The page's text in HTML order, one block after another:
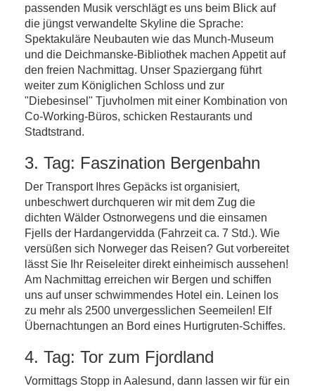
passenden Musik verschlägt es uns beim Blick auf
die jüngst verwandelte Skyline die Sprache:
Spektakuläre Neubauten wie das Munch-Museum
und die Deichmanske-Bibliothek machen Appetit auf
den freien Nachmittag. Unser Spaziergang führt
weiter zum Königlichen Schloss und zur
"Diebesinsel" Tjuvholmen mit einer Kombination von
Co-Working-Büros, schicken Restaurants und
Stadtstrand.
3. Tag: Faszination Bergenbahn
Der Transport Ihres Gepäcks ist organisiert,
unbeschwert durchqueren wir mit dem Zug die
dichten Wälder Ostnorwegens und die einsamen
Fjells der Hardangervidda (Fahrzeit ca. 7 Std.). Wie
versüßen sich Norweger das Reisen? Gut vorbereitet
lässt Sie Ihr Reiseleiter direkt einheimisch aussehen!
Am Nachmittag erreichen wir Bergen und schiffen
uns auf unser schwimmendes Hotel ein. Leinen los
zu mehr als 2500 unvergesslichen Seemeilen! Elf
Übernachtungen an Bord eines Hurtigruten-Schiffes.
4. Tag: Tor zum Fjordland
Vormittags Stopp in Aalesund, dann lassen wir für ein